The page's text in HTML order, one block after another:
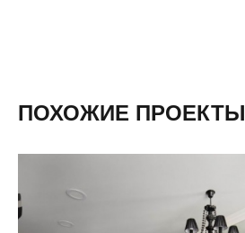
ПОХОЖИЕ ПРОЕКТЫ